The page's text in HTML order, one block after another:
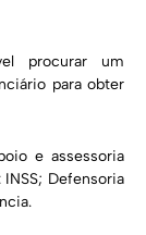
procurar um
para obter
e assessoria
Defensoria